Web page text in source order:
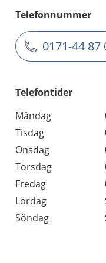
Telefonnummer
0171-44 87
Telefontider
Måndag
Tisdag
Onsdag
Torsdag
Fredag
Lördag
Söndag